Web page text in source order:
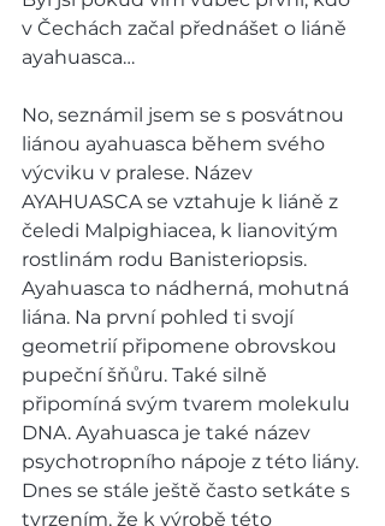
v Čechách začal přednášet o liáně
ayahuasca…
No, seznámil jsem se s posvátnou
liánou ayahuasca během svého
výcviku v pralese. Název
AYAHUASCA se vztahuje k liáně z
čeledi Malpighiacea, k lianovitým
rostlinám rodu Banisteriopsis.
Ayahuasca to nádherná, mohutná
liána. Na první pohled ti svojí
geometrií připomene obrovskou
pupeční šňůru. Také silně
připomíná svým tvarem molekulu
DNA. Ayahuasca je také název
psychotropního nápoje z této liány.
Dnes se stále ještě často setkáte s
tvrzením, že k výrobě této